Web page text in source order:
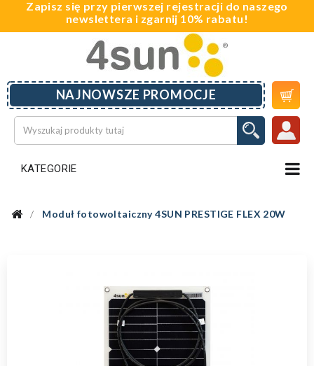
Zapisz się przy pierwszej rejestracji do naszego
newslettera i zgarnij 10% rabatu!
KATEGORIE
NAJNOWSZE PROMOCJE 
Moduł fotowoltaiczny 4SUN PRESTIGE FLEX 20W